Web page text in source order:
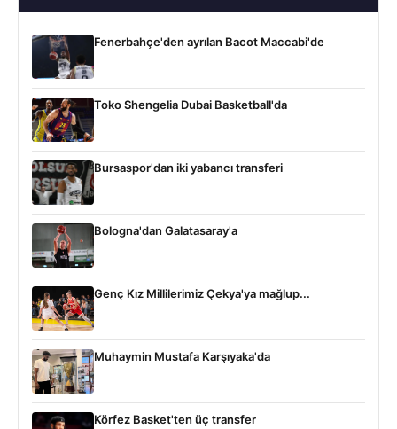
Fenerbahçe'den ayrılan Bacot Maccabi'de
Toko Shengelia Dubai Basketball'da
Bursaspor'dan iki yabancı transferi
Bologna'dan Galatasaray'a
Genç Kız Millilerimiz Çekya'ya mağlup...
Muhaymin Mustafa Karşıyaka'da
Körfez Basket'ten üç transfer